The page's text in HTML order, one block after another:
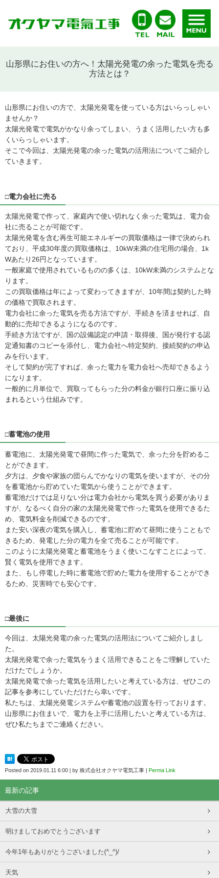
山形県にお住いの方へ！太陽光発電の余った電気を売る
方法とは？
山形県にお住いの方で、太陽光発電を使っている方はいらっしゃい
ませんか？
太陽光発電で電気がかなり余ってしまい、うまく活用したい方も多
くいらっしゃいます。
そこで今回は、太陽光発電の余った電気の活用法についてご紹介し
ていきます。
□電力会社に売る
太陽光発電で作って、家庭内で使い切れなく余った電気は、電力会
社に売ることが可能です。
太陽光発電を含む再生可能エネルギーの買取価格は一律で決められ
ており、平成30年度の買取価格は、10kW未満の住宅用の場合、1k
Wあたり26円となっています。
一般家庭で使用されているものの多くは、10kW未満のシステムとな
ります。
この買取価格は年によって変わってきますが、10年間は契約した時
の価格で買取されます。
電力会社に余った電気を売る方法ですが、手続きを済ませれば、自
動的に売却できるようになるのです。
手続き方法ですが、国の設備認定の申請・取得後、国が発行する認
定通知書のコピーを添付し、電力会社へ特定契約、接続契約の申込
みを行います。
そして契約が完了すれば、余った電力を電力会社へ売却できるよう
になります。
一般的に月単位で、買取ってもらった分の料金が銀行口座に振り込
まれるという仕組みです。
□蓄電池の使用
蓄電池に、太陽光発電で昼間に作った電気で、余った分を貯めるこ
とができます。
夕方は、夕食や家族の団らんでかなりの電気を使いますが、その分
を蓄電池から貯めていた電気から使うことができます。
蓄電池だけでは足りない分は電力会社から電気を買う必要がありま
すが、なるべく自分の家の太陽光発電で作った電気を使用できるた
め、電気料金を削減できるのです。
また安い深夜の電気を購入し、蓄電池に貯めて昼間に使うこともで
きるため、発電した分の電力を全て売ることが可能です。
このように太陽光発電と蓄電池をうまく使いこなすことによって、
賢く電気を使用できます。
また、もし停電した時に蓄電池で貯めた電力を使用することができ
るため、災害時でも安心です。
□最後に
今回は、太陽光発電の余った電気の活用法についてご紹介しまし
た。
太陽光発電で余った電気をうまく活用できることをご理解していた
だけたでしょうか。
太陽光発電で余った電気を活用したいと考えている方は、ぜひこの
記事を参考にしていただけたら幸いです。
私たちは、太陽光発電システムや蓄電池の設置を行っております。
山形県にお住まいで、電力を上手に活用したいと考えている方は、
ぜひ私たちまでご連絡ください。
Posted on 2019.01.11 6:00 | by 株式会社オクヤマ電気工事 | Perma Link
最新の記事
大雪の大雪
明けましておめでとうございます
今年1年もありがとうございました(^_^)/
天気